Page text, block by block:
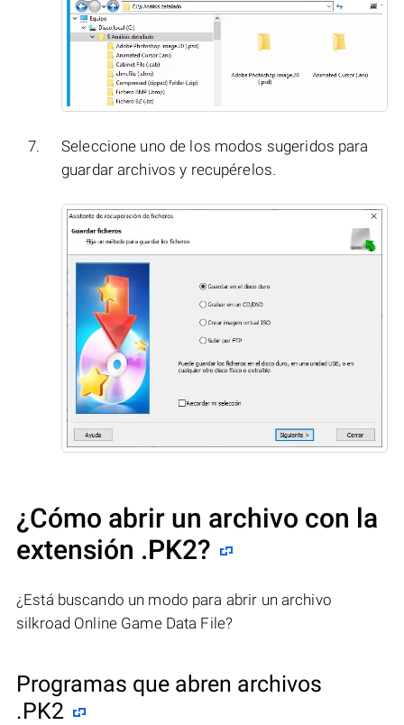
Seleccione uno de los modos sugeridos para
guardar archivos y recupérelos.
¿Cómo abrir un archivo con la
extensión .PK2?
¿Está buscando un modo para abrir un archivo
silkroad Online Game Data File?
Programas que abren archivos
.PK2